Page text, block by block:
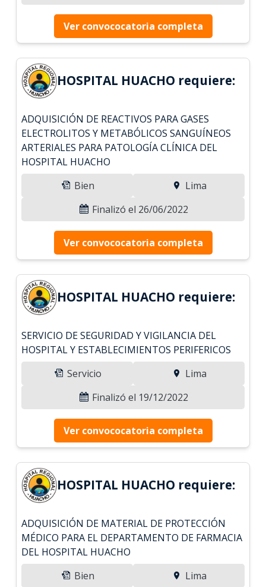
Ver convococatoria completa
HOSPITAL HUACHO requiere:
ADQUISICIÓN DE REACTIVOS PARA GASES
ELECTROLITOS Y METABÓLICOS SANGUÍNEOS
ARTERIALES PARA PATOLOGÍA CLÍNICA DEL
HOSPITAL HUACHO
Bien
Lima
Finalizó el 26/06/2022
Ver convococatoria completa
HOSPITAL HUACHO requiere:
SERVICIO DE SEGURIDAD Y VIGILANCIA DEL
HOSPITAL Y ESTABLECIMIENTOS PERIFERICOS
Servicio
Lima
Finalizó el 19/12/2022
Ver convococatoria completa
HOSPITAL HUACHO requiere:
ADQUISICIÓN DE MATERIAL DE PROTECCIÓN
MÉDICO PARA EL DEPARTAMENTO DE FARMACIA
DEL HOSPITAL HUACHO
Bien
Lima